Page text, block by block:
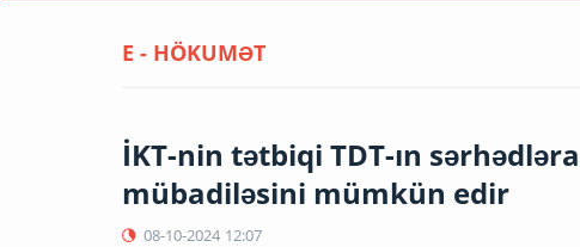
E - HÖKUMƏT
İKT-nin tətbiqi TDT-ın
mübadiləsini mümkün edir
08-10-2024 12:07